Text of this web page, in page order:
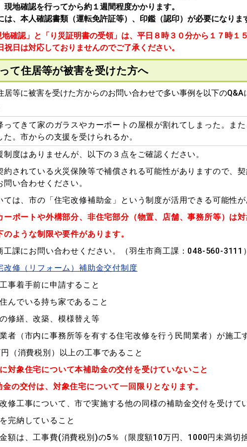
現地確認を行ってから約１週間程度かかります。
は、本人確認書類（運転免許証等）、印鑑（認印）が必要になりま
確認」と「り災証明書の受領」は、平日８時３０分から１７時１５
日は対応しておりませんのでご了承ください。
て住居等が被害を受けた方へ
居等に被害を受けた方からのお問い合わせで多い事例を以下のQ&A
ってきて家のガラスやカーポートの屋根が割れてしまった。ま
た。市からの支援を受けられるか。
制度はありませんが、以下の３点をご確認ください。
されている火災保険等で補償される可能性がありますので、契
い合わせください。
は、市の「住宅改修補助金」という制度が活用できる可能性が
ーポートや外構部分、非住宅部分（物置、店舗、事務所等）は対
ような制限や要件があります。
工課にお問い合わせください。
（羽生市商工課：048-560-3111）
改修（リフォーム）補助金交付制度
事着手前に申請すること
んでいる持ち家であること
修繕、改築、模様替え等
者（市内に事務所等を有する住宅改修を行う民間業者）が施工
（消費税別）以上の工事であること
対象住宅について本補助金の交付を受けていないこと
の交付は、対象住宅について一回限りとなります。
修工事について、市で実施する他の同様の補助金交付を受けて
完納していること
額は、工事費(消費税別)の5％（限度額10万円、1000円未満切捨